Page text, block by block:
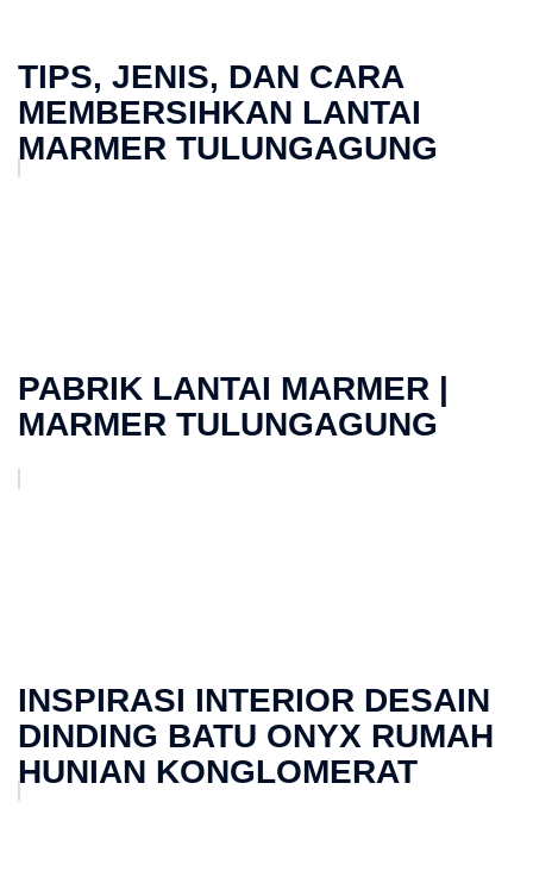
TIPS, JЕNІЅ, DAN CАRА
MEMBERSIHKAN LANTAI
MARMER TULUNGAGUNG
PABRIK LANTAI MARMER |
MARMER TULUNGAGUNG
INSPIRASI INTERIOR DESAIN
DINDING BATU ONYX RUMAH
HUNIAN KONGLOMERAT